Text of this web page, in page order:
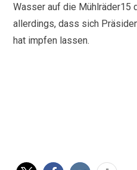
Wasser auf die Mühlräder15
allerdings, dass sich
hat impfen lassen.